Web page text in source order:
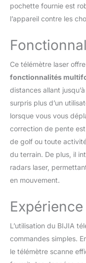
télémètre
doté d'un
La précision
précision de
degré, ce qui
pour la
Conçu pour
extérieures, y
fiabilité et la
conditions
construction
intuitif en font
amateurs de
Design】
d'une batterie
via USB. Le
les
la dragonne,
praticité pour
L'ensemble
E, un étui de
pochette fournie est
l’appareil contre les
Ce télémètre laser
fonctionnalités
distances allant
surpris plus d’un
lorsque vous vous
correction de pente
de golf ou toute
du terrain. De plus, il
radars laser,
en mouvement.
L’utilisation du BIJIA
commandes simples.
le télémètre scanne